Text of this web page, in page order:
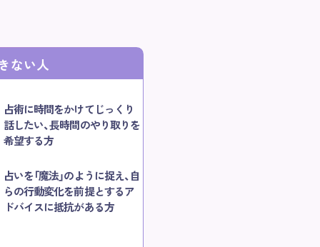
ない人
占術に時間をかけてじっくり
話したい、長時間のやり取りを
希望する方
占いを「魔法」のように捉え、自
らの行動変化を前提とするア
ドバイスに抵抗がある方